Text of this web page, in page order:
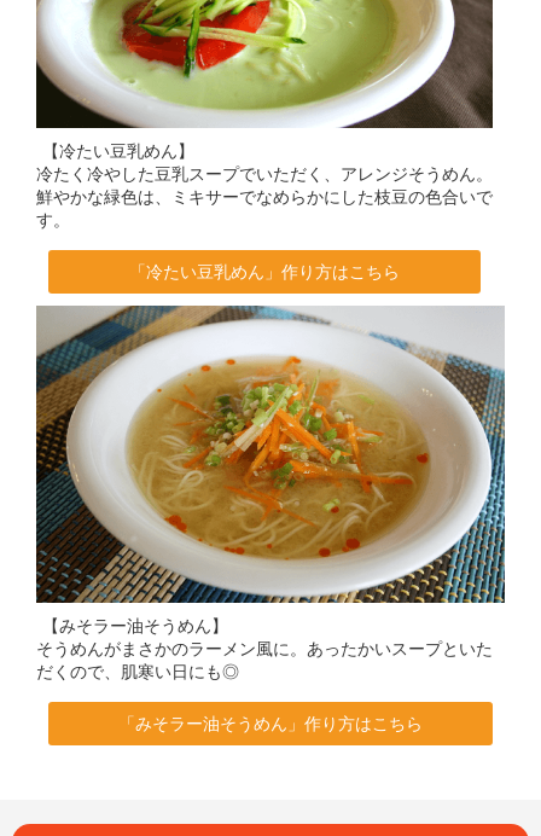
【冷たい豆乳めん】
冷たく冷やした豆乳スープでいただく、アレンジそうめん。
鮮やかな緑色は、ミキサーでなめらかにした枝豆の色合いで
す。
「冷たい豆乳めん」作り方はこちら
【みそラー油そうめん】
そうめんがまさかのラーメン風に。あったかいスープといた
だくので、肌寒い日にも◎
「みそラー油そうめん」作り方はこちら